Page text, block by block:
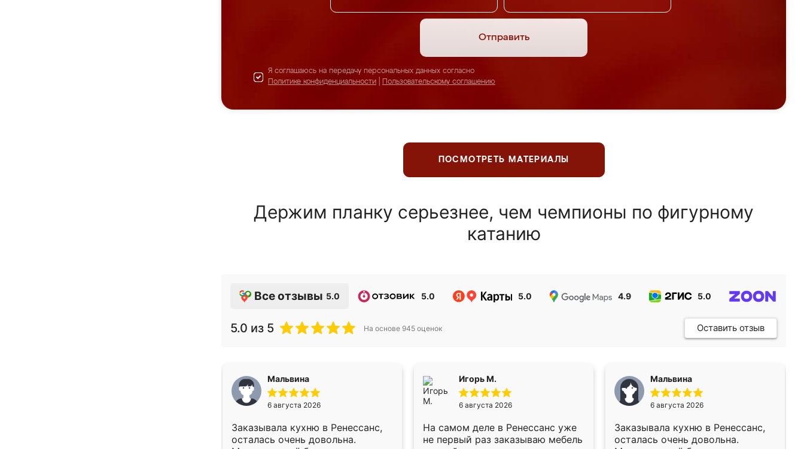
Отправить
Я соглашаюсь на передачу персональных данных согласно
Политике конфиденциальности
Пользовательскому соглашению
ПОСМОТРЕТЬ МАТЕРИАЛЫ
Держим планку серьезнее, чем чемпионы по фигурному
катанию
Все отзывы 5.0 5.0 5.0 4.9 5.0
5.0 из 5 На основе 945 оценок Оставить отзыв
Мальвина
6 августа 2026
Заказывала кухню в Ренессанс,
осталась очень довольна.
Игорь М.
6 августа 2026
На самом деле в Ренессанс уже
не первый раз заказываю мебель
Мальвина
6 августа 2026
Заказывала кухню в Ренессанс,
осталась очень довольна.